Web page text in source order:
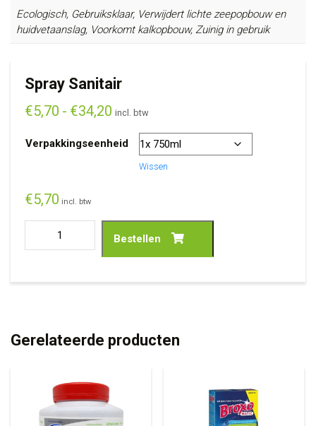
Ecologisch, Gebruiksklaar, Verwijdert lichte zeepopbouw en
huidvetaanslag, Voorkomt kalkopbouw, Zuinig in gebruik
Spray Sanitair
€5,70 - €34,20 incl. btw
Verpakkingseenheid
Wissen
€5,70 incl. btw
Bestellen
Gerelateerde producten